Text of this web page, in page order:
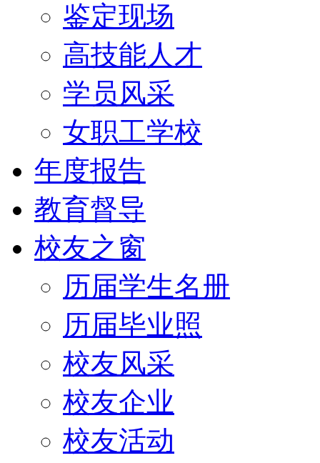
鉴定现场
高技能人才
学员风采
女职工学校
年度报告
教育督导
校友之窗
历届学生名册
历届毕业照
校友风采
校友企业
校友活动